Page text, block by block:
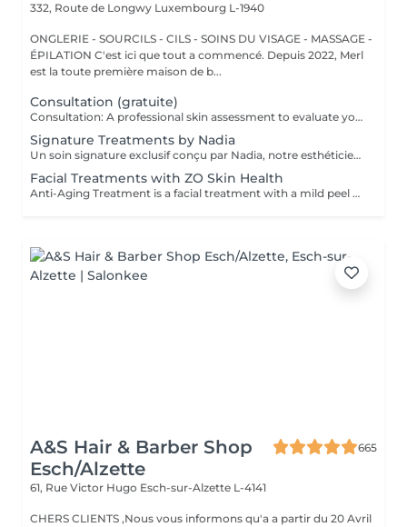
332, Route de Longwy Luxembourg L-1940
ONGLERIE - SOURCILS - CILS - SOINS DU VISAGE - MASSAGE -
ÉPILATION C'est ici que tout a commencé. Depuis 2022, Merl
est la toute première maison de b...
Consultation (gratuite)
Consultation: A professional skin assessment to evaluate your skin condition, discuss your concerns, and recommend the most suitable treatments and home care routine. Consultation&First Procedure: A professional skin assessment to evaluate your skin condition, discuss your concerns, and recommend the most suitable treatments and home care routine. Followed by a customised treatment designed to address your skin's immediate needs. The price will depend on the type of procedure.
Signature Treatments by Nadia
Un soin signature exclusif conçu par Nadia, notre esthéticienne, spécialement dédié aux zones délicates du contour des yeux et du cou. Ce traitement procure une hydratation intense et améliore l'élasticité de la peau, contribuant à restaurer sa fermeté, sa souplesse et un aspect visiblement plus frais et revitalisé. Le soin aide à atténuer l'apparence des ridules, apporte un léger effet éclaircissant au contour des yeux et offre un effet liftant naturel pour un regard reposé et une apparence plus jeune. Une autre option associe ce soin intensif hydratant pour les yeux et le cou à un soin complet du visage, pour une expérience de beauté encore plus complète et des résultats optimaux.
Facial Treatments with ZO Skin Health
Anti-Aging Treatment is a facial treatment with a mild peel designed to restore hydration, smooth dry, rough texture, soften lines and strengthen skin to prevent future aging and skin damage. Redness Treatment is a facial treatment with a mild peel designed to calm skin and minimize symptoms associated with red, sensitized skin, including rosacea. Ultra Hydration Treatment is a facial treatment with a mild peel designed to soothe skin and restore hydration in dry, dehydrated skin. Skin Brightening Treatment is a facial treatment with a mild peel designed to target mild discoloration and restore a more even skin tone. Acne + Oil Control Treatment is a facial treatment with a mild peel to decongest pores, absorb excess surface oil, target blemishes and prevent future breakouts. Enzyme Facial Treatment is a gentle, effective facial treatment with enzymatic exfoliation to revive dull skin, replenish hydration, soothe skin and restore healthy skin barrier to strengthen skin. Stimulator Peel is the perfect lunchtime peel, gentle enough for all skin types. An effective blend of AHAs provide immediately healthier, glowing skin with no downtime. Added antioxidants and anti-irritants neutralize free radicals and calm the skin.
A&S Hair & Barber Shop
Esch/Alzette
665
61, Rue Victor Hugo Esch-sur-Alzette L-4141
CHERS CLIENTS ,Nous vous informons qu'a a partir du 20 Avril